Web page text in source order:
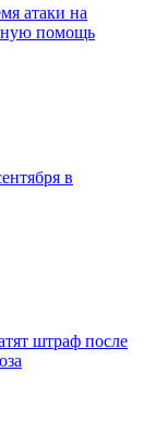
атаки на
помощь
в
штраф после